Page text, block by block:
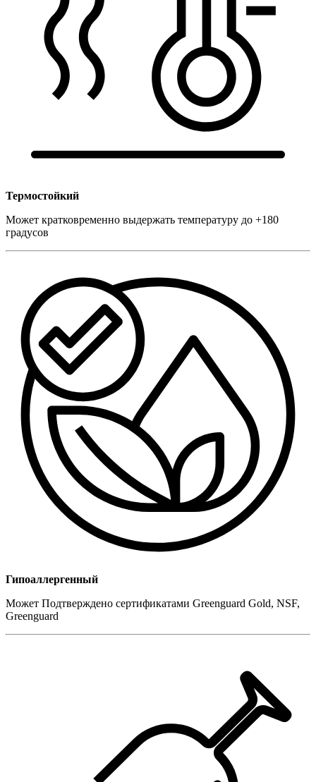
Термостойкий
Может кратковременно выдержать температуру до +180
градусов
Гипоаллергенный
Может Подтверждено сертификатами Greenguard Gold, NSF,
Greenguard